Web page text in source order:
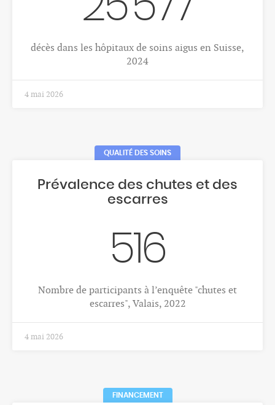
298
Nombre moyen annuel de nouveaux cas de cancer
Cancer de la prostate
407
Nombre moyen annuel de nouveaux cas de cancer
de la prostate, hommes, Valais, 2018-2022
1 déc. 2025